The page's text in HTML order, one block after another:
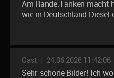
Am Rande:Tanken macht
wie in Deutschland Diesel
Gast 24.06.2026 11:42:06
Sehr schöne Bilder! Ich